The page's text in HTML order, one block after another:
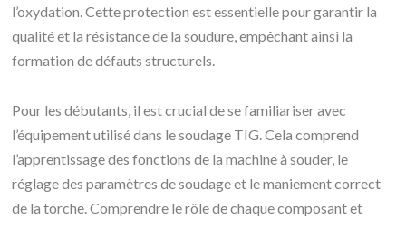
l’oxydation. Cette protection est essentielle pour garantir la
qualité et la résistance de la soudure, empêchant ainsi la
formation de défauts structurels.
Pour les débutants, il est crucial de se familiariser avec
l’équipement utilisé dans le soudage TIG. Cela comprend
l’apprentissage des fonctions de la machine à souder, le
réglage des paramètres de soudage et le maniement correct
de la torche. Comprendre le rôle de chaque composant et